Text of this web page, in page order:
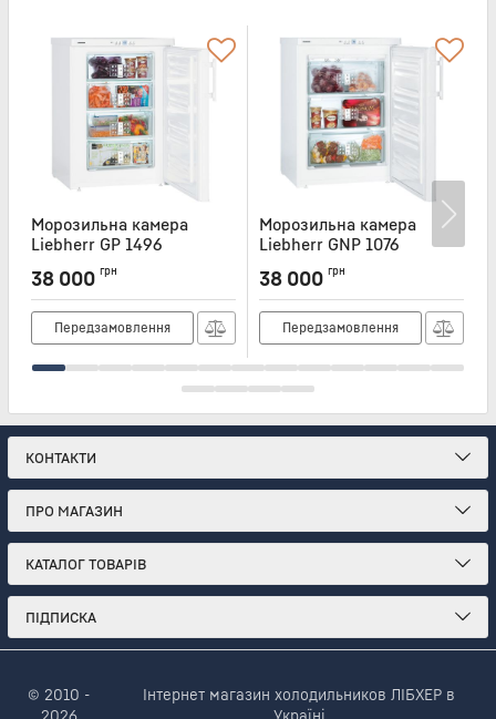
Морозильна камера
Liebherr GP 1496
GP1496
38 000 грн
Передзамовлення
Морозильна камера
Liebherr GNP 1076
GNP1076
38 000 грн
Передзамовлення
КОНТАКТИ
ПРО МАГАЗИН
КАТАЛОГ ТОВАРІВ
ПІДПИСКА
© 2010 -
Інтернет магазин холодильников ЛІБХЕР в